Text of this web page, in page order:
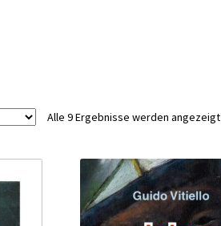
Alle 9 Ergebnisse werden angezeigt